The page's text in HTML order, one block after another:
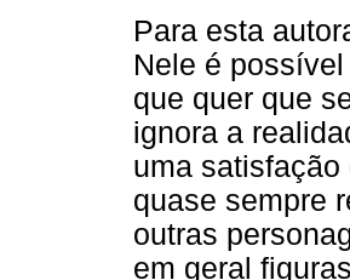
Para esta
Nele é
que quer que
ignora a
uma
quase sempre
outras
em geral